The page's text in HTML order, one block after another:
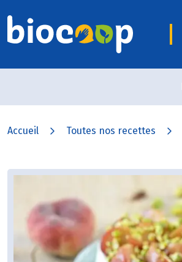
Accueil Toutes nos recettes